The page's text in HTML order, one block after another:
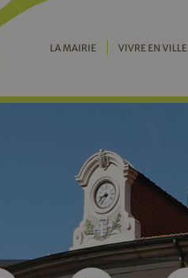
LA MAIRIE VIVRE EN VILLE